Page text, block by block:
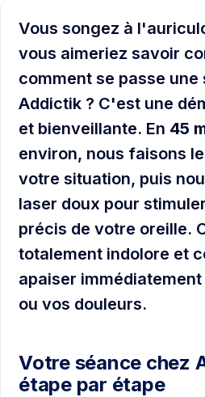
Vous songez à
vous aimeriez savoir
comment se passe une
Addictik ? C'est une
et bienveillante. En 45
environ, nous faisons
votre situation, puis
laser doux pour
précis de votre oreille.
totalement indolore et
apaiser
ou vos douleurs.
Votre séance chez
étape par étape